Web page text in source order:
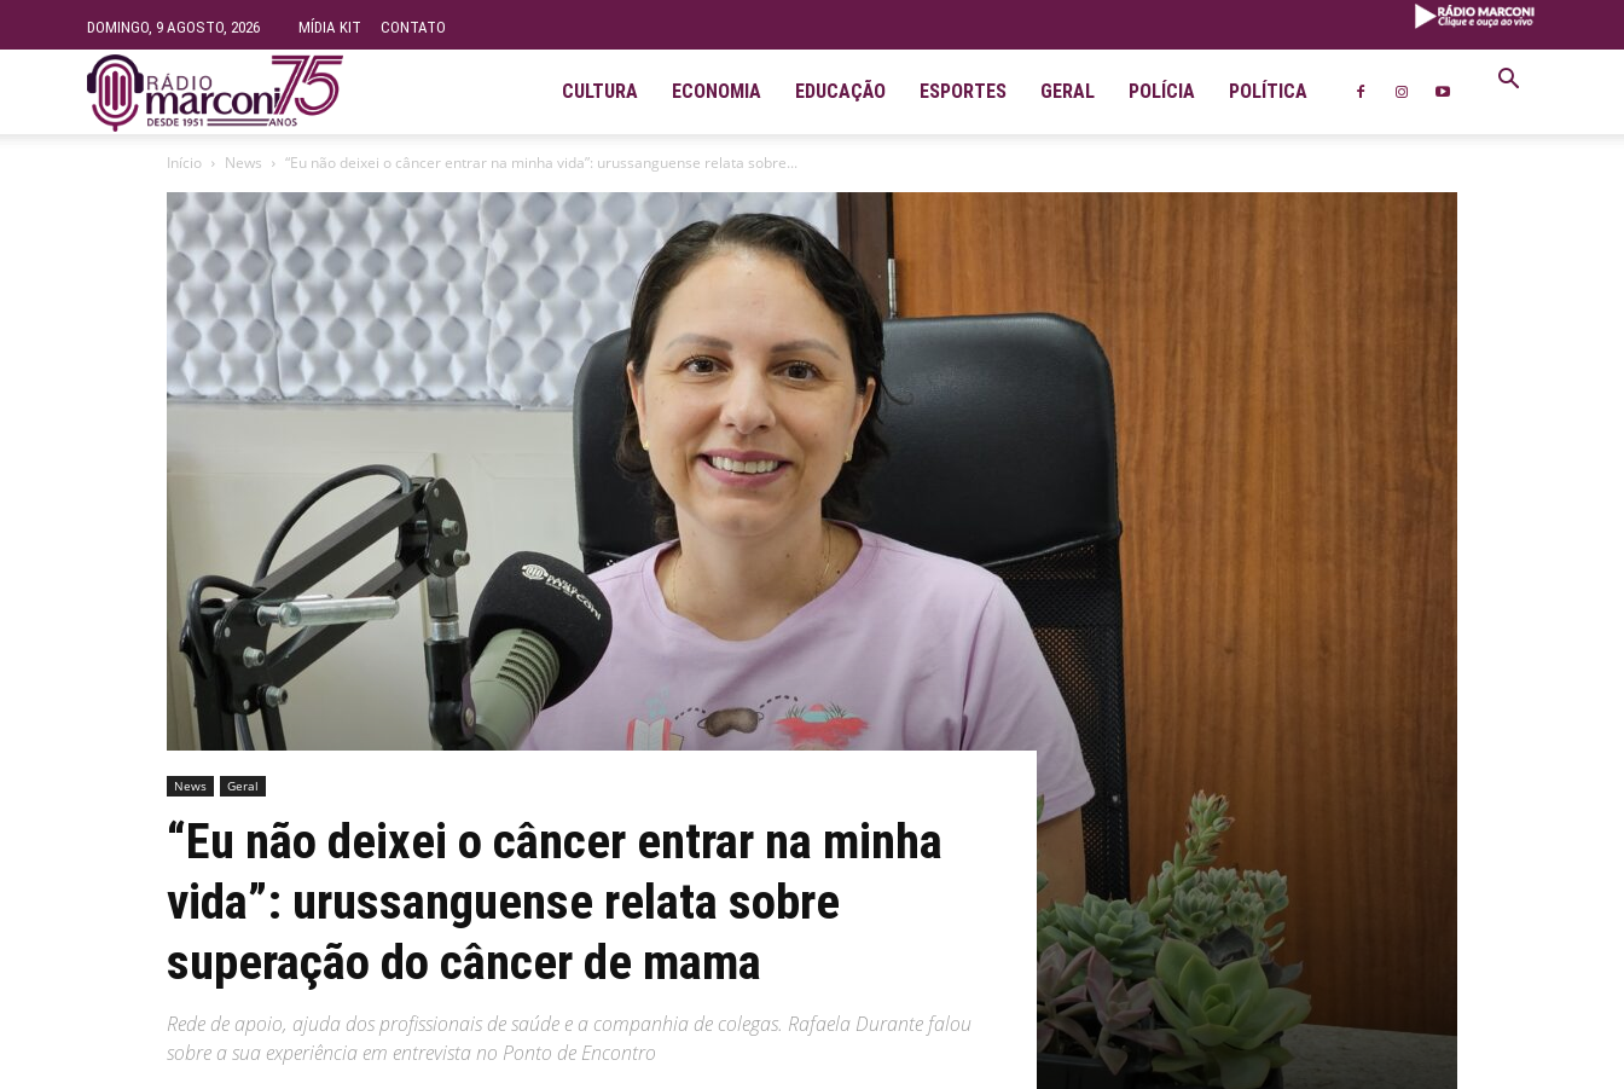
DOMINGO, 9 AGOSTO, 2026 MÍDIA KIT CONTATO
Fundação
Marconi
–
99.9
MHZ
CULTURA ECONOMIA EDUCAÇÃO ESPORTES GERAL POLÍCIA POLÍTICA
Início News “Eu não deixei o câncer entrar na minha vida”: urussanguense relata sobre...
News Geral
“Eu não deixei o câncer entrar na minha
vida”: urussanguense relata sobre
superação do câncer de mama
Rede de apoio, ajuda dos profissionais de saúde e a companhia de colegas. Rafaela Durante falou
sobre a sua experiência em entrevista no Ponto de Encontro